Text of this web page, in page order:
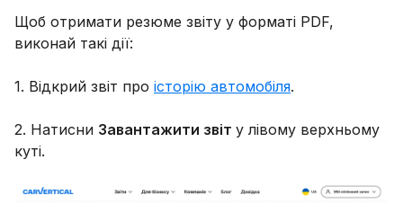
Щоб отримати резюме звіту у форматі PDF,
виконай такі дії:
1. Відкрий звіт про історію автомобіля.
2. Натисни Завантажити звіт у лівому верхньому
куті.